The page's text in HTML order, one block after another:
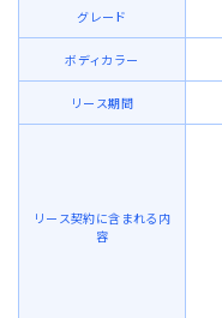
グレード
ボディカラー
リース期間
リース契約に含まれる内
容